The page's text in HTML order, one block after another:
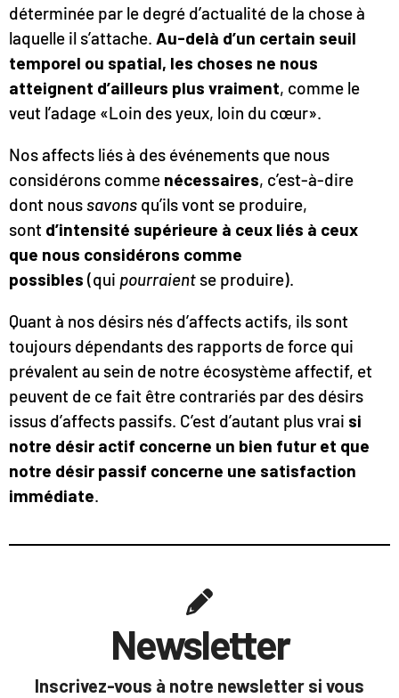
déterminée par le degré d’actualité de la chose à
laquelle il s’attache. Au-delà d’un certain seuil
temporel ou spatial, les choses ne nous
atteignent d’ailleurs plus vraiment, comme le
veut l’adage «Loin des yeux, loin du cœur».
Nos affects liés à des événements que nous
considérons comme nécessaires, c’est-à-dire
dont noussavons qu’ils vont se produire,
sont d’intensité supérieure à ceux liés à ceux
que nous considérons comme
possibles (qui pourraient se produire).
Quant à nos désirs nés d’affects actifs, ils sont
toujours dépendants des rapports de force qui
prévalent au sein de notre écosystème affectif, et
peuvent de ce fait être contrariés par des désirs
issus d’affects passifs. C’est d’autant plus vrai si
notre désir actif concerne un bien futur et que
notre désir passif concerne une satisfaction
immédiate.
Newsletter
Inscrivez-vous à notre newsletter si vous